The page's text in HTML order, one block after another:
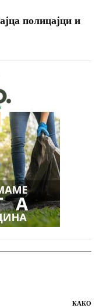
полицајци и
КАКО